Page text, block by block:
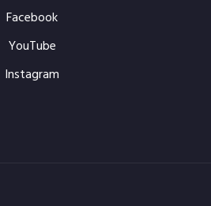
Facebook
YouTube
Instagram